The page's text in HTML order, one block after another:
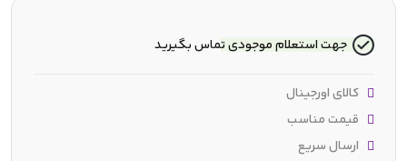
جهت استعلام موجودی تماس بگیرید
کالای اورجینال
قیمت مناسب
ارسال سریع